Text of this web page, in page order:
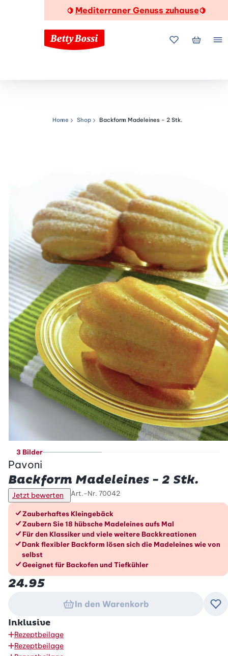
🍋 Mediterraner Genuss zuhause🍋
MeineMein
Navigationspfad
Home Shop Backform Madeleines - 2 Stk.
3 Bilder
Pavoni
Backform Madeleines - 2 Stk.
Jetzt bewerten Art.-Nr. 70042
Die Vorteile im Überblick
Zauberhaftes Kleingebäck
Zaubern Sie 18 hübsche Madeleines aufs Mal
Für den Klassiker und viele weitere Backkreationen
Dank flexibler Backform lösen sich die Madeleines wie von
selbst
Geeignet für Backofen und Tiefkühler
24.95
In den Warenkorb
Inklusive
Rezeptbeilage
Rezeptbeilage